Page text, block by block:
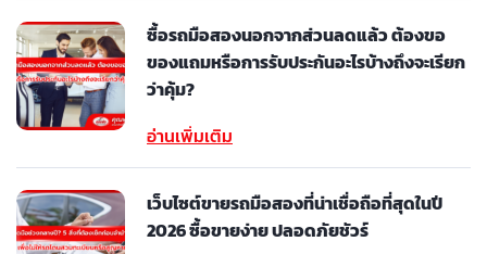
ซื้อรถมือสองนอกจากส่วนลดแล้ว ต้องขอ
ของแถมหรือการรับประกันอะไรบ้างถึงจะเรียก
ว่าคุ้ม?
อ่านเพิ่มเติม
เว็บไซต์ขายรถมือสองที่น่าเชื่อถือที่สุดในปี
2026 ซื้อขายง่าย ปลอดภัยชัวร์